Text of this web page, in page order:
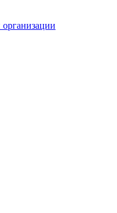
организации